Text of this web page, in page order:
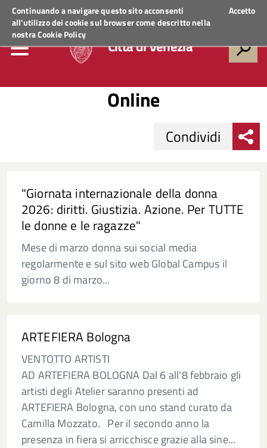
Continuando a navigare questo sito acconsenti
all'utilizzo dei cookie sul browser come descritto nella
nostraCookie Policy
Accetto
Regione VenetoACCEDI AI SERVIZI
Città di Venezia
Online
Condividi
"Giornata internazionale della donna
2026: diritti. Giustizia. Azione. Per TUTTE
le donne e le ragazze"
Mese di marzo donna sui social media
regolarmente e sul sito web Global Campus il
giorno 8 di marzo...
ARTEFIERA Bologna
VENTOTTO ARTISTI
AD ARTEFIERA BOLOGNA Dal 6 all'8 febbraio gli
artisti degli Atelier saranno presenti ad
ARTEFIERA Bologna, con uno stand curato da
Camilla Mozzato. Per il secondo anno la
presenza in fiera si arricchisce grazie alla sine...